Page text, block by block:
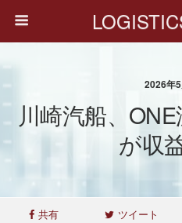
2026年
川崎汽船、
が収
共有 ツイート